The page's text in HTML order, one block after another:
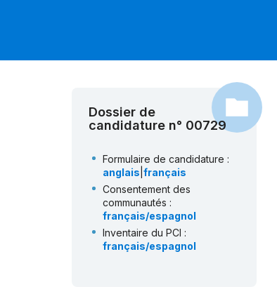
Dossier de
candidature n° 00729
Formulaire de candidature :
anglais français
Consentement des
communautés :
français/espagnol
Inventaire du PCI :
français/espagnol